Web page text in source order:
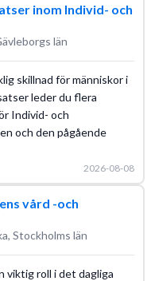
inom Individ- och
län
skillnad för människor i
leder du flera
Individ- och
och den pågående
2026-08-08
vård -och
Stockholms län
viktig roll i det dagliga